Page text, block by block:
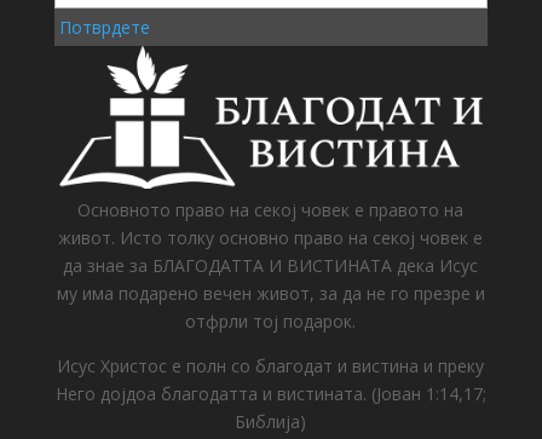
Потврдете
Основното право на секој човек е правото на
живот. Исто толку основно право на секој човек е
да знае за БЛАГОДАТТА И ВИСТИНАТА дека Исус
му има подарено вечен живот, за да не го презре и
отфрли тој подарок.
Исус Христос е полн со благодат и вистина и преку
Него дојдоа благодатта и вистината. (Јован 1:14,17;
Библија)